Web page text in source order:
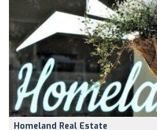
Homeland Real Estate